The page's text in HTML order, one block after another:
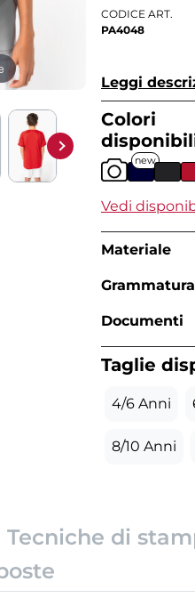
CODICE ART.
PA4048
Leggi
Colori
new
Vedi
Materiale
Grammatura
Documenti
Taglie
4/6 Anni
8/10 Anni
Tecniche di